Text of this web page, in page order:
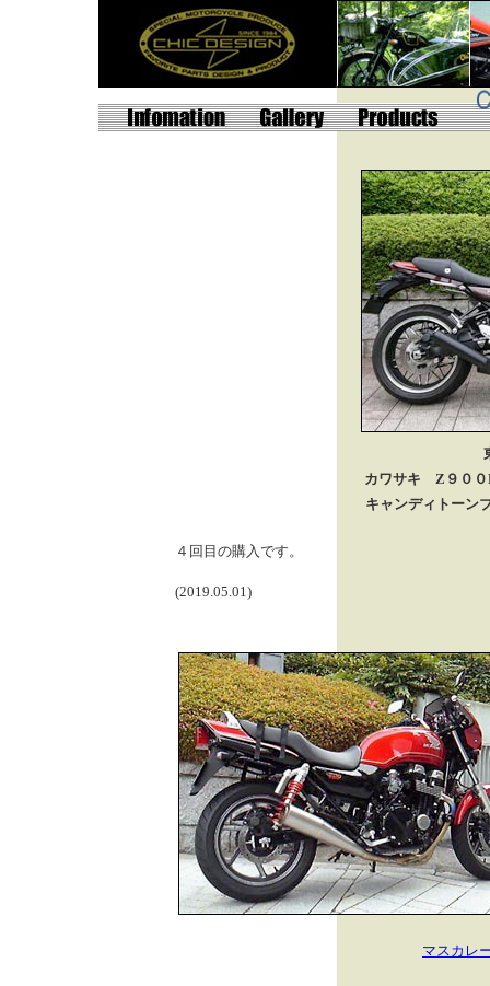
カワサキ Z９００
キャンディトーン
４回目の購入です。
(2019.05.01)
マスカレ